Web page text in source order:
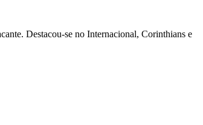
Destacou-se no Internacional, Corinthians e